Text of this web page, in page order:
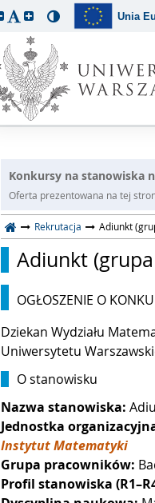
Unia
Konkursy na stanowiska
Oferta prezentowana na tej
Rekrutacja Adiunkt
Adiunkt
OGŁOSZENIE O
Dziekan Wydziału
Uniwersytetu
O stanowisku
Nazwa stanowiska:
Jednostka
InstytutMatematyki
Grupa pracowników:
Profil stanowiska